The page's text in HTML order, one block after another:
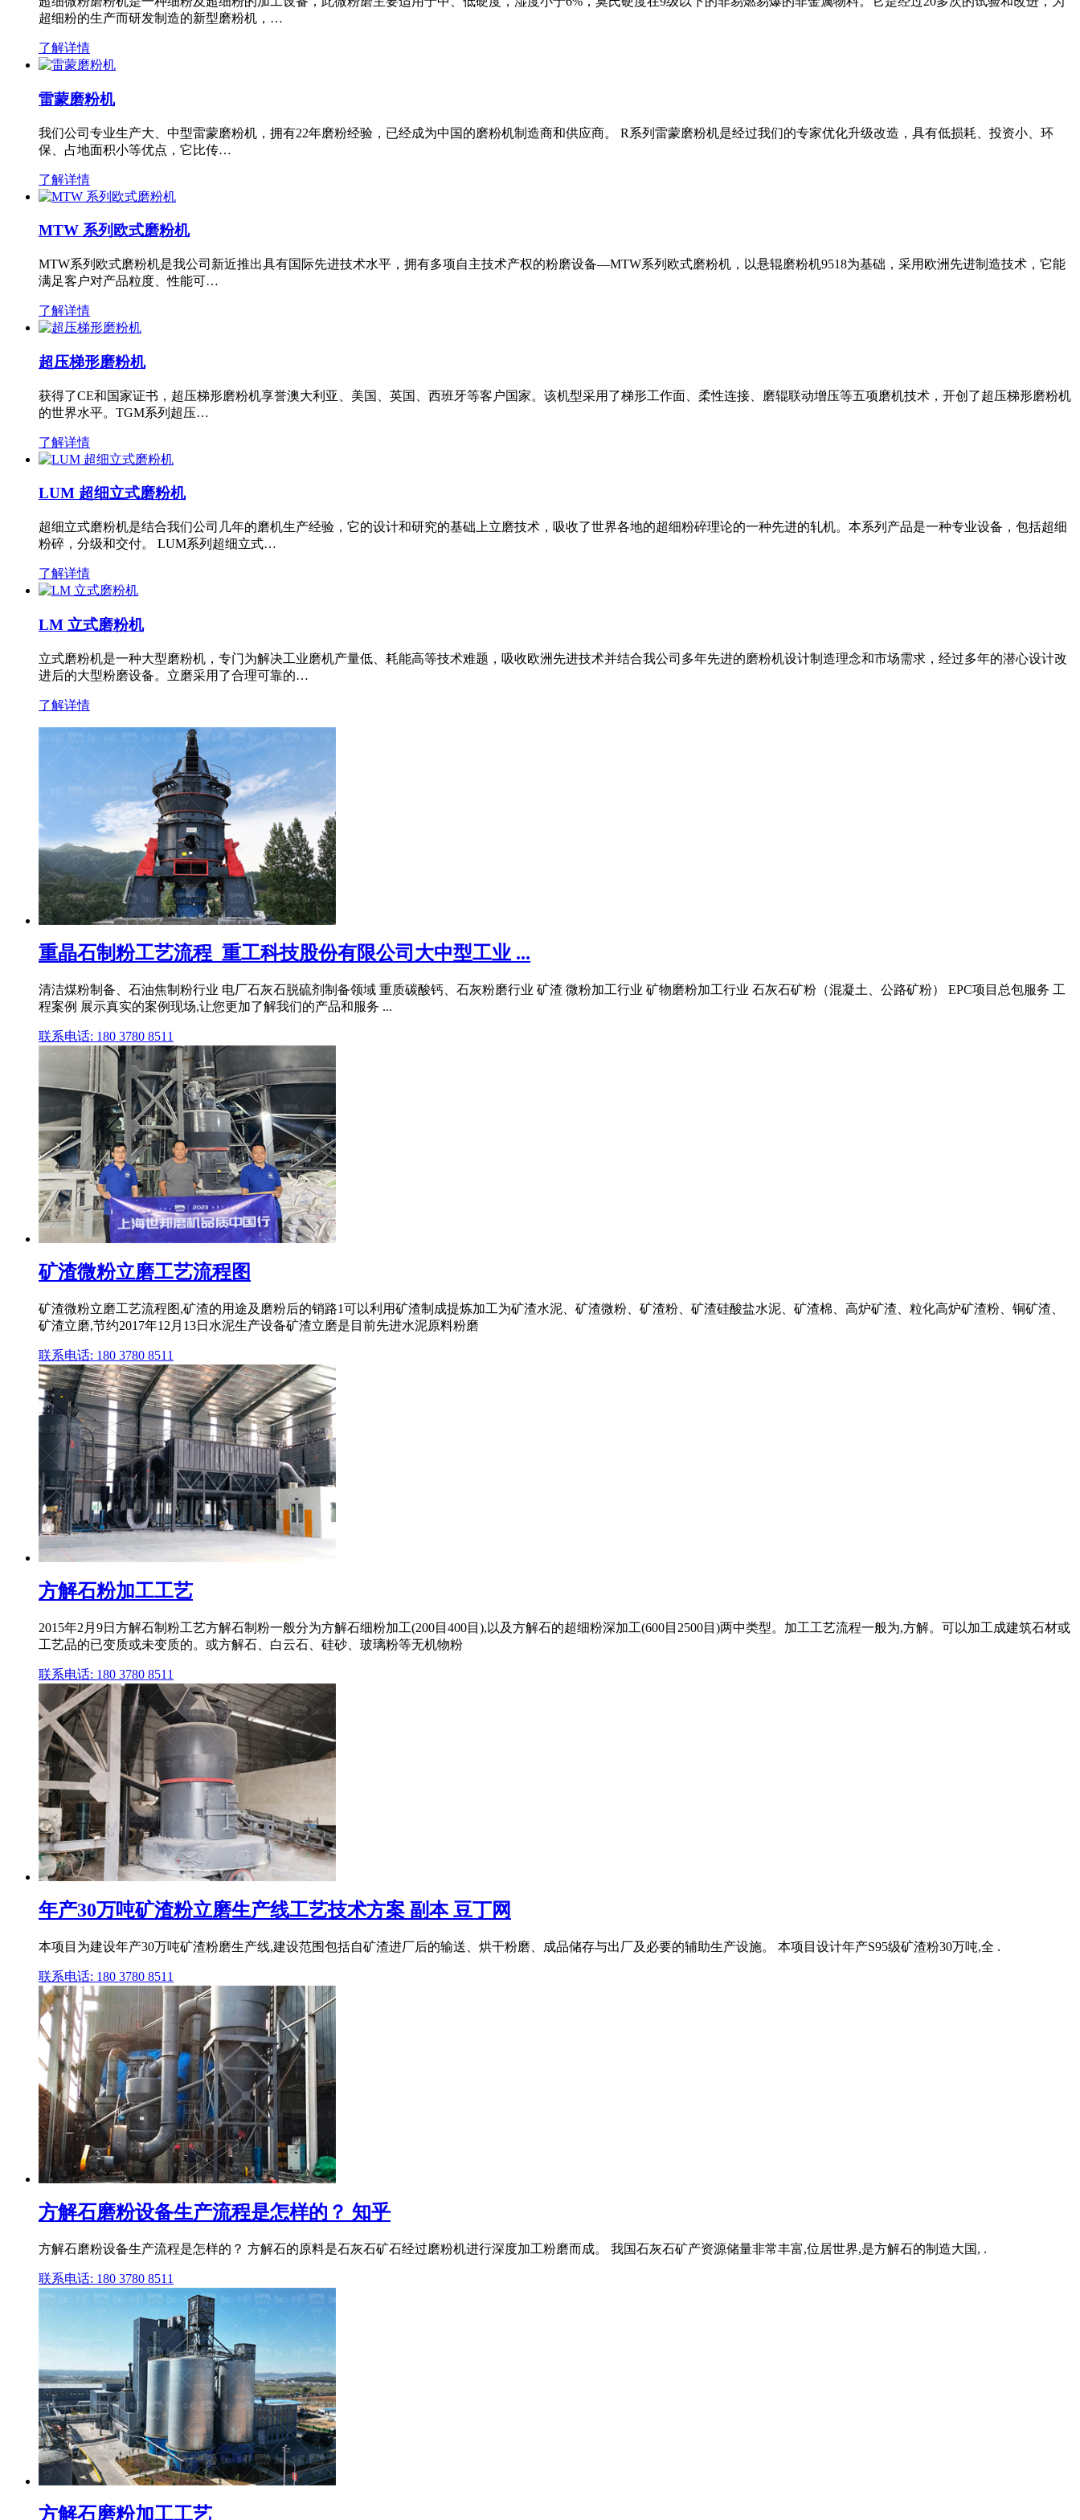
超细粉的生产而研发制造的新型磨粉机，…
了解详情
雷蒙磨粉机
我们公司专业生产大、中型雷蒙磨粉机，拥有22年磨粉经验，已经成为中国的磨粉机制造商和供应商。 R系列雷蒙磨粉机是经过我们的专家优化升级改造，具有低损耗、投资小、环
保、占地面积小等优点，它比传…
了解详情
MTW 系列欧式磨粉机
MTW系列欧式磨粉机是我公司新近推出具有国际先进技术水平，拥有多项自主技术产权的粉磨设备—MTW系列欧式磨粉机，以悬辊磨粉机9518为基础，采用欧洲先进制造技术，它能
满足客户对产品粒度、性能可…
了解详情
超压梯形磨粉机
获得了CE和国家证书，超压梯形磨粉机享誉澳大利亚、美国、英国、西班牙等客户国家。该机型采用了梯形工作面、柔性连接、磨辊联动增压等五项磨机技术，开创了超压梯形磨粉机
的世界水平。TGM系列超压…
了解详情
LUM 超细立式磨粉机
超细立式磨粉机是结合我们公司几年的磨机生产经验，它的设计和研究的基础上立磨技术，吸收了世界各地的超细粉碎理论的一种先进的轧机。本系列产品是一种专业设备，包括超细
粉碎，分级和交付。 LUM系列超细立式…
了解详情
LM 立式磨粉机
立式磨粉机是一种大型磨粉机，专门为解决工业磨机产量低、耗能高等技术难题，吸收欧洲先进技术并结合我公司多年先进的磨粉机设计制造理念和市场需求，经过多年的潜心设计改
进后的大型粉磨设备。立磨采用了合理可靠的…
了解详情
重晶石制粉工艺流程_重工科技股份有限公司大中型工业 ...
清洁煤粉制备、石油焦制粉行业 电厂石灰石脱硫剂制备领域 重质碳酸钙、石灰粉磨行业 矿渣 微粉加工行业 矿物磨粉加工行业 石灰石矿粉（混凝土、公路矿粉） EPC项目总包服务 工
程案例 展示真实的案例现场,让您更加了解我们的产品和服务 ...
联系电话: 180 3780 8511
矿渣微粉立磨工艺流程图
矿渣微粉立磨工艺流程图,矿渣的用途及磨粉后的销路1可以利用矿渣制成提炼加工为矿渣水泥、矿渣微粉、矿渣粉、矿渣硅酸盐水泥、矿渣棉、高炉矿渣、粒化高炉矿渣粉、铜矿渣、
矿渣立磨,节约2017年12月13日水泥生产设备矿渣立磨是目前先进水泥原料粉磨
联系电话: 180 3780 8511
方解石粉加工工艺
2015年2月9日方解石制粉工艺方解石制粉一般分为方解石细粉加工(200目400目),以及方解石的超细粉深加工(600目2500目)两中类型。加工工艺流程一般为,方解。可以加工成建筑石材或
工艺品的已变质或未变质的。或方解石、白云石、硅砂、玻璃粉等无机物粉
联系电话: 180 3780 8511
年产30万吨矿渣粉立磨生产线工艺技术方案 副本 豆丁网
本项目为建设年产30万吨矿渣粉磨生产线,建设范围包括自矿渣进厂后的输送、烘干粉磨、成品储存与出厂及必要的辅助生产设施。 本项目设计年产S95级矿渣粉30万吨,全 .
联系电话: 180 3780 8511
方解石磨粉设备生产流程是怎样的？ 知乎
方解石磨粉设备生产流程是怎样的？ 方解石的原料是石灰石矿石经过磨粉机进行深度加工粉磨而成。 我国石灰石矿产资源储量非常丰富,位居世界,是方解石的制造大国, .
联系电话: 180 3780 8511
方解石磨粉加工工艺